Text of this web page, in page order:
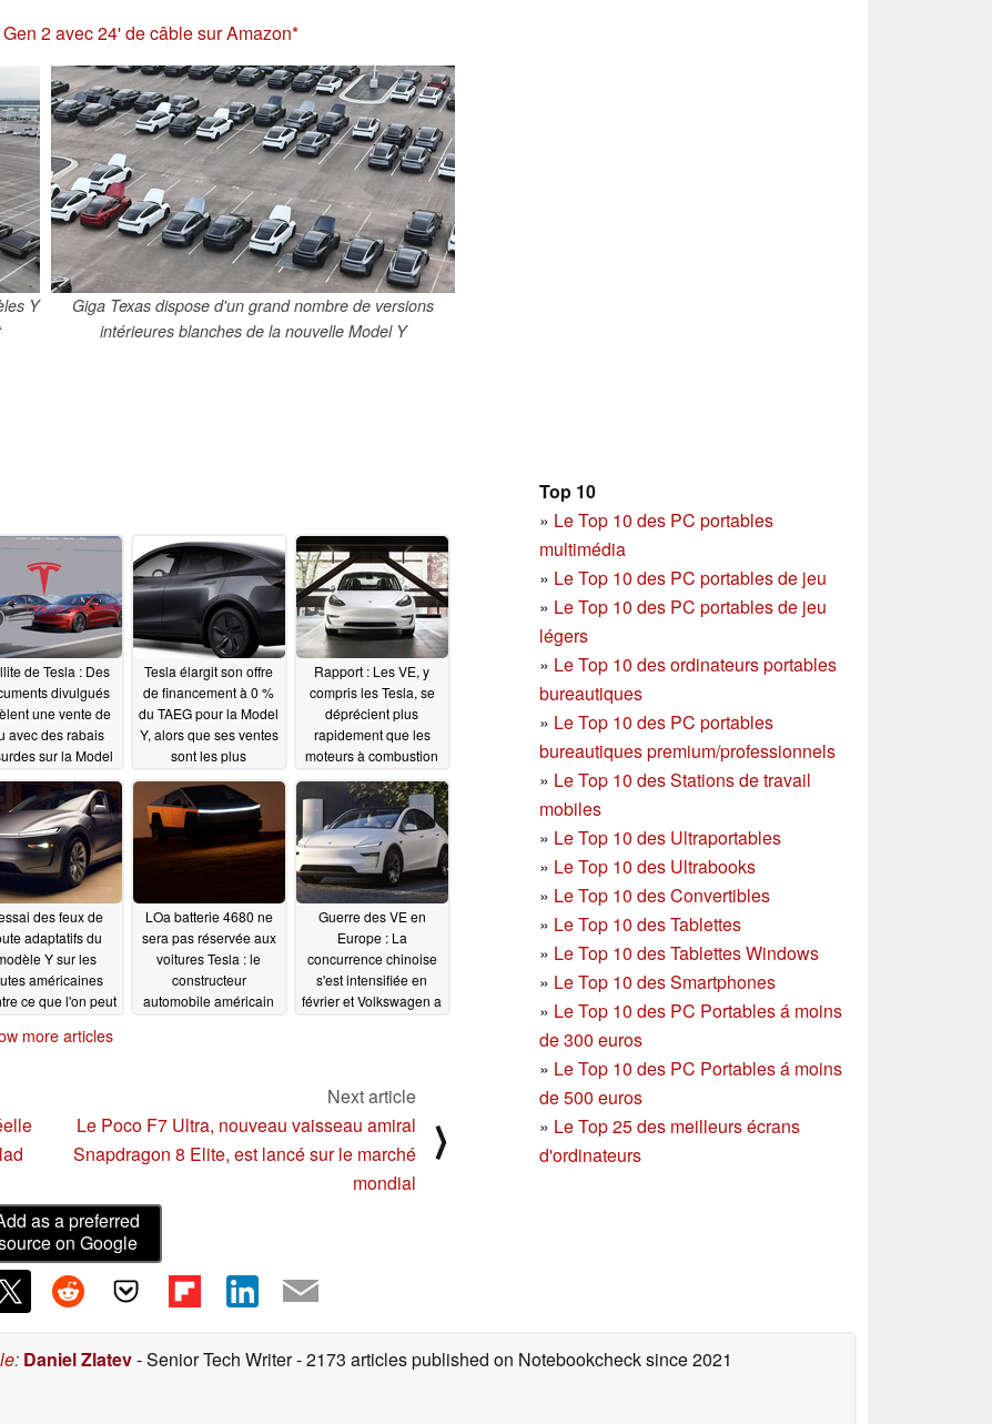
2 avec 24' de câble sur Amazon
Y
Giga Texas dispose d'un grand nombre de versions
intérieures blanches de la nouvelle Model Y
Top 10
» Le Top 10 des PC portables
multimédia
» Le Top 10 des PC portables de jeu
» Le Top 10 des PC portables de jeu
légers
» Le Top 10 des ordinateurs portables
bureautiques
» Le Top 10 des PC portables
bureautiques premium/professionnels
» Le Top 10 des Stations de travail
mobiles
» Le Top 10 des Ultraportables
» Le Top 10 des Ultrabooks
» Le Top 10 des Convertibles
» Le Top 10 des Tablettes
» Le Top 10 des Tablettes Windows
» Le Top 10 des Smartphones
» Le Top 10 des PC Portables á moins
de 300 euros
» Le Top 10 des PC Portables á moins
de 500 euros
» Le Top 25 des meilleurs écrans
d'ordinateurs
de Tesla : Des
divulgués
une vente de
avec des rabais
sur la Model
04/02/2025
Tesla élargit son offre
de financement à 0 %
du TAEG pour la Model
Y, alors que ses ventes
sont les plus
VE en Chine
04/02/2025
Rapport : Les VE, y
compris les Tesla, se
déprécient plus
rapidement que les
moteurs à combustion
04/01/2025
des feux de
adaptatifs du
Y sur les
américaines
ce que l'on peut
équipés de
LOa batterie 4680 ne
sera pas réservée aux
voitures Tesla : le
constructeur
automobile américain
Guerre des VE en
Europe : La
concurrence chinoise
s'est intensifiée en
février et Volkswagen a
more articles
Next article
Le Poco F7 Ultra, nouveau vaisseau amiral
Snapdragon 8 Elite, est lancé sur le marché
mondial
⟩
as a preferred
on Google
: Daniel Zlatev- Senior Tech Writer- 2173 articles published on Notebookchecksince 2021